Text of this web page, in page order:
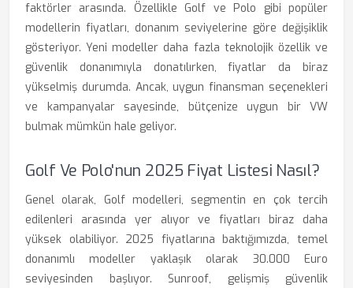
faktörler arasında. Özellikle Golf ve Polo gibi popüler
modellerin fiyatları, donanım seviyelerine göre değişiklik
gösteriyor. Yeni modeller daha fazla teknolojik özellik ve
güvenlik donanımıyla donatılırken, fiyatlar da biraz
yükselmiş durumda. Ancak, uygun finansman seçenekleri
ve kampanyalar sayesinde, bütçenize uygun bir VW
bulmak mümkün hale geliyor.
Golf Ve Polo'nun 2025 Fiyat Listesi Nasıl?
Genel olarak, Golf modelleri, segmentin en çok tercih
edilenleri arasında yer alıyor ve fiyatları biraz daha
yüksek olabiliyor. 2025 fiyatlarına baktığımızda, temel
donanımlı modeller yaklaşık olarak 30.000 Euro
seviyesinden başlıyor. Sunroof, gelişmiş güvenlik